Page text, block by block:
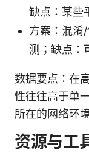
缺点：某些
方案：混淆
测；缺点：
数据要点：在
性往往高于单
所在的网络环
资源与工